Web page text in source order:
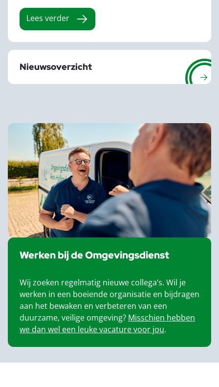
Lees verder
Nieuwsoverzicht
Werken bij de Omgevingsdienst
Wij zoeken regelmatig nieuwe collega’s. Wil je
werken in een boeiende organisatie en bijdragen
aan het bewaken en verbeteren van een
duurzame, veilige omgeving? Misschien hebben
we dan wel een leuke vacature voor jou.